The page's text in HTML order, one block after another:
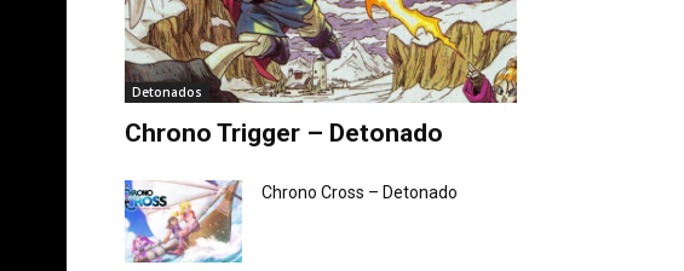
Detonados
Chrono Trigger – Detonado
Chrono Cross – Detonado